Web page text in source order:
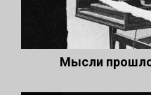
Мысли